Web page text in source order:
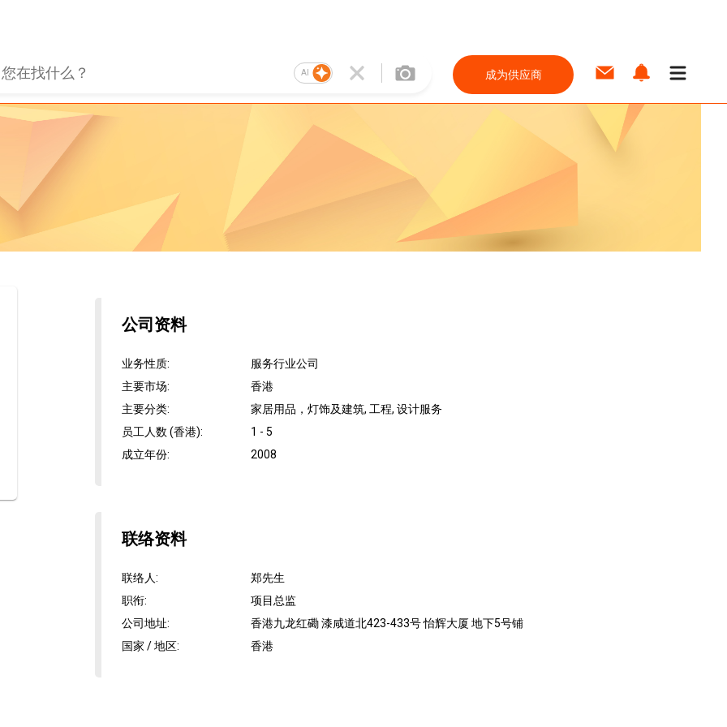
AI 成为供应商
公司资料
业务性质:
服务行业公司
主要市场:
香港
主要分类:
家居用品，灯饰及建筑, 工程, 设计服务
员工人数 (香港):
1 - 5
成立年份: 2008
联络资料
联络人:
郑先生
职衔:
项目总监
公司地址:
香港九龙红磡 漆咸道北423-433号 怡辉大厦 地下5号铺
国家 / 地区: 香港